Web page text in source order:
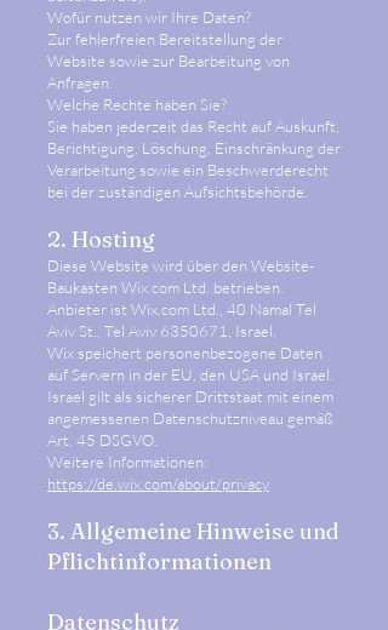
Wofür nutzen wir Ihre Daten?
Zur fehlerfreien Bereitstellung der
Website sowie zur Bearbeitung von
Anfragen.
Welche Rechte haben Sie?
Sie haben jederzeit das Recht auf Auskunft,
Berichtigung, Löschung, Einschränkung der
Verarbeitung sowie ein Beschwerderecht
bei der zuständigen Aufsichtsbehörde.
2. Hosting
Diese Website wird über den Website-
Baukasten Wix.com Ltd. betrieben.
Anbieter ist Wix.com Ltd., 40 Namal Tel
Aviv St., Tel Aviv 6350671, Israel.
Wix speichert personenbezogene Daten
auf Servern in der EU, den USA und Israel.
Israel gilt als sicherer Drittstaat mit einem
angemessenen Datenschutzniveau gemäß
Art. 45 DSGVO.
Weitere Informationen:
https://de.wix.com/about/privacy
3. Allgemeine Hinweise und
Pflichtinformationen
Datenschutz